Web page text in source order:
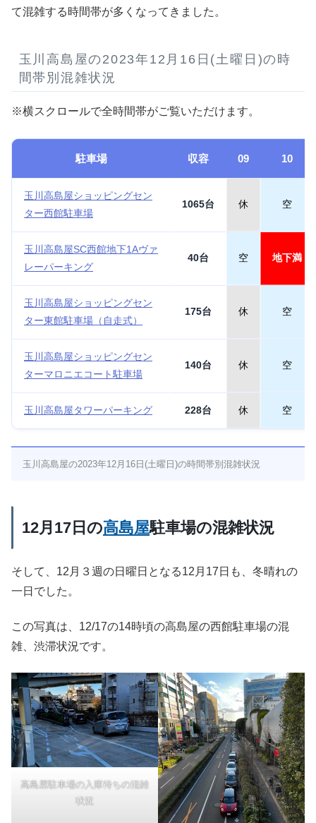
て混雑する時間帯が多くなってきました。
玉川高島屋の2023年12月16日(土曜日)の時
間帯別混雑状況
※横スクロールで全時間帯がご覧いただけます。
駐車場 収容 09 10
玉川高島屋ショッピングセン
ター西館駐車場
1065台 休 空
玉川高島屋SC西館地下1Aヴァ
レーパーキング
40台 空 地下満
玉川高島屋ショッピングセン
ター東館駐車場（自走式）
175台 休 空
玉川高島屋ショッピングセン
ターマロニエコート駐車場
140台 休 空
玉川高島屋タワーパーキング 228台 休 空
玉川高島屋の2023年12月16日(土曜日)の時間帯別混雑状況
12月17日の高島屋駐車場の混雑状況
そして、12月３週の日曜日となる12月17日も、冬晴れの
一日でした。
この写真は、12/17の14時頃の高島屋の西館駐車場の混
雑、渋滞状況です。
高島屋駐車場の入庫待ちの混雑
状況